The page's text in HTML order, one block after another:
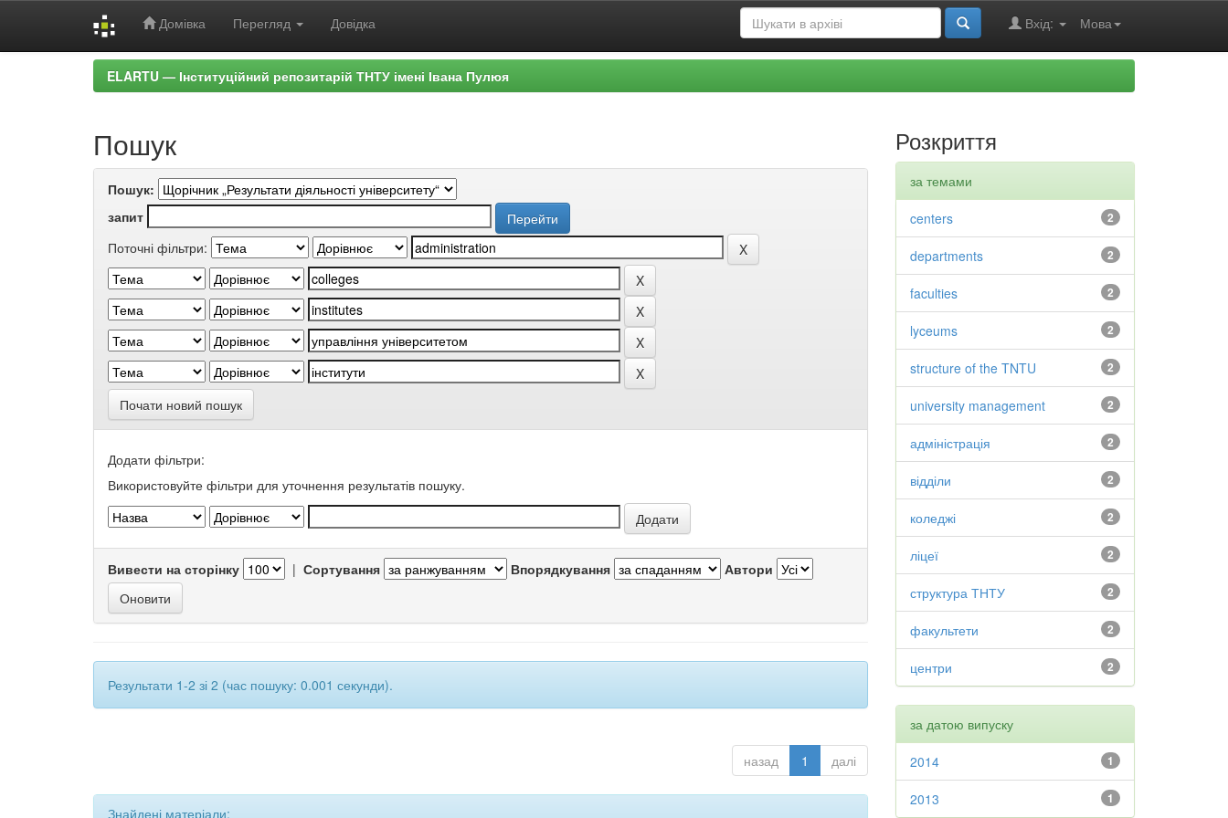
Домівка Перегляд Довідка Мова
Вхід:
ELARTU — Інституційний репозитарій ТНТУ імені Івана Пулюя
Пошук
Пошук:
запит
Поточні фільтри:
Почати новий пошук
Додати фільтри:
Використовуйте фільтри для уточнення результатів пошуку.
Вивести на сторінку | Сортування Впорядкування Автори
Результати 1-2 зі 2 (час пошуку: 0.001 секунди).
назад 1 далі
Знайдені матеріали:
Розкриття
за темами
2
centers
2
departments
2
faculties
2
lyceums
2
structure of the TNTU
2
university management
2
адміністрація
2
відділи
2
коледжі
2
ліцеї
2
структура ТНТУ
2
факультети
2
центри
за датою випуску
1
2014
1
2013